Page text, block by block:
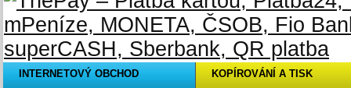
INTERNETOVÝ OBCHOD KOPÍROVÁNÍ A TISK